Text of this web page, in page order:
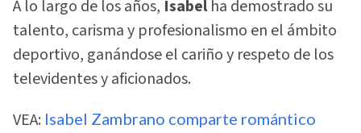
A lo largo de los años, Isabelha demostrado su
talento, carisma y profesionalismo en el ámbito
deportivo, ganándose el cariño y respeto de los
televidentes y aficionados.
VEA: Isabel Zambrano comparte romántico